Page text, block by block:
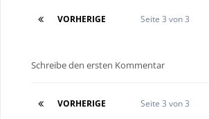
VORHERIGE Seite 3 von 3
Schreibe den ersten Kommentar
VORHERIGE Seite 3 von 3